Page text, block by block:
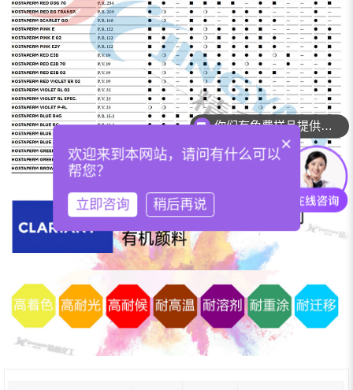
你们有免费样品提供吗？
你们可以提供配色服务吗？
×
欢迎来到本网站，请问有什么可以
帮您？
立即咨询 稍后再说